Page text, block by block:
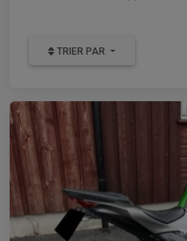
TRIER PAR